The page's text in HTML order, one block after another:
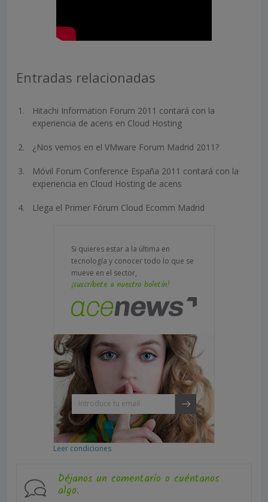
Entradas relacionadas
Hitachi Information Forum 2011 contará con la
experiencia de acens en Cloud Hosting
¿Nos vemos en el VMware Forum Madrid 2011?
Móvil Forum Conference España 2011 contará con la
experiencia en Cloud Hosting de acens
Llega el Primer Fórum Cloud Ecomm Madrid
Si quieres estar a la última en
tecnología y conocer todo lo que se
mueve en el sector,
¡suscríbete a nuestro boletín!
Leer condiciones
Déjanos un comentario o cuéntanos
algo.